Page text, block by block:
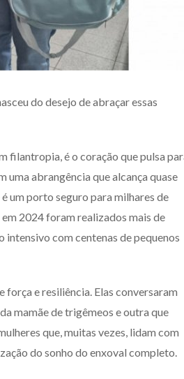
do desejo de abraçar essas
filantropia, é o coração que pulsa
uma abrangência que alcança quase
um porto seguro para milhares de
2024 foram realizados mais de
intensivo com centenas de pequenos
e resiliência. Elas conversaram
mamãe de trigêmeos e outra que
que, muitas vezes, lidam com
do sonho do enxoval completo.
PODER